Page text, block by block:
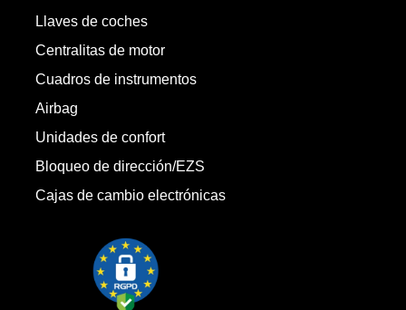
Llaves de coches
Centralitas de motor
Cuadros de instrumentos
Airbag
Unidades de confort
Bloqueo de dirección/EZS
Cajas de cambio electrónicas